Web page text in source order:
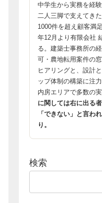
中学生から実務を経
二人三脚で支えてき
1000件を超え顧客満
年12月より有限会社
る。建築士事務所の
可・農地転用案件の
ヒアリングと、設計
ップ体制の構築に注
内房エリアで多数の
に関しては右に出る
「できない」と言わ
り。
検索